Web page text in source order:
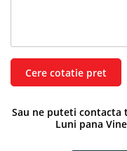
Sau ne puteti contacta
Luni pana